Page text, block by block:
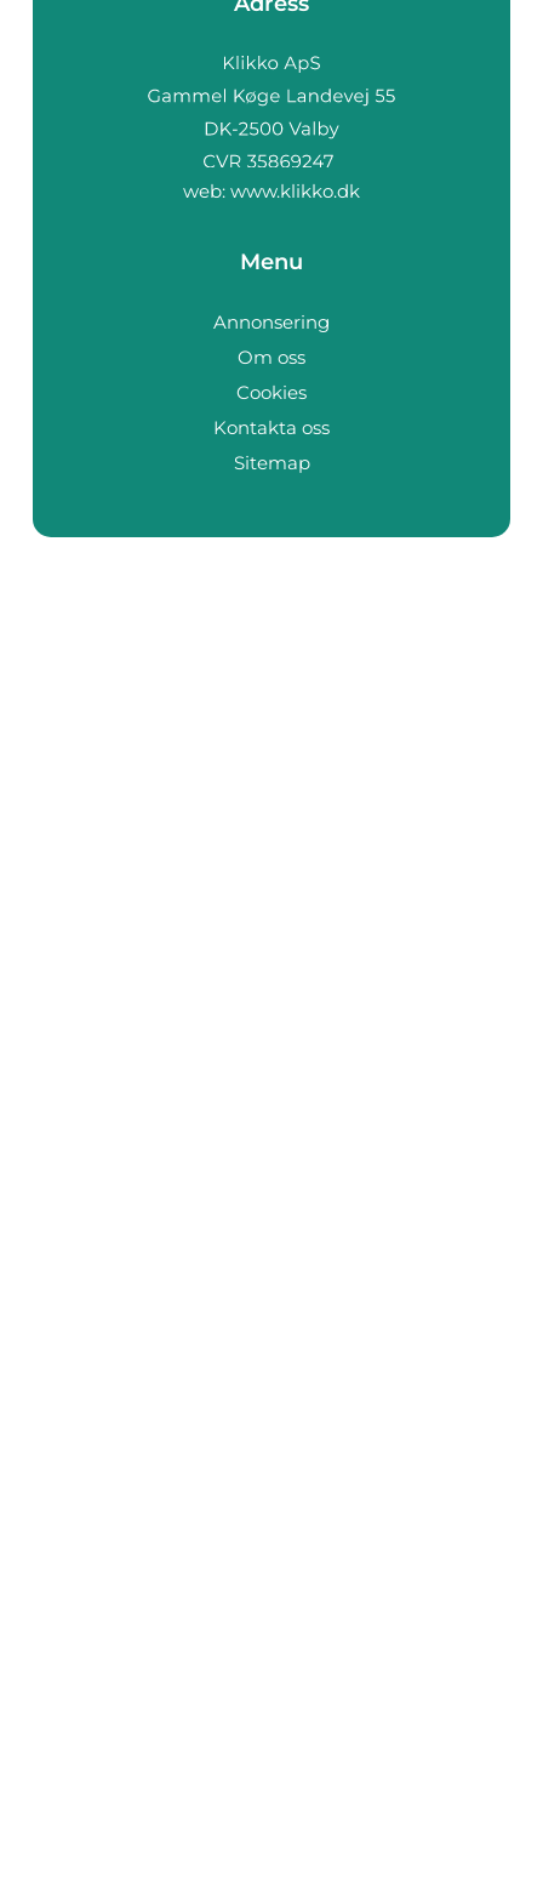
web: www.klikko.dk
Menu
Annonsering
Om oss
Cookies
Kontakta oss
Sitemap